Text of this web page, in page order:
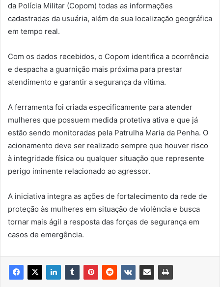
da Polícia Militar (Copom) todas as informações
cadastradas da usuária, além de sua localização geográfica
em tempo real.
Com os dados recebidos, o Copom identifica a ocorrência
e despacha a guarnição mais próxima para prestar
atendimento e garantir a segurança da vítima.
A ferramenta foi criada especificamente para atender
mulheres que possuem medida protetiva ativa e que já
estão sendo monitoradas pela Patrulha Maria da Penha. O
acionamento deve ser realizado sempre que houver risco
à integridade física ou qualquer situação que represente
perigo iminente relacionado ao agressor.
A iniciativa integra as ações de fortalecimento da rede de
proteção às mulheres em situação de violência e busca
tornar mais ágil a resposta das forças de segurança em
casos de emergência.